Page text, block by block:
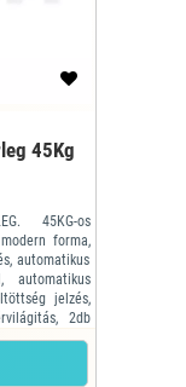
45Kg
45KG-os
forma,
automatikus
automatikus
jelzés,
2db